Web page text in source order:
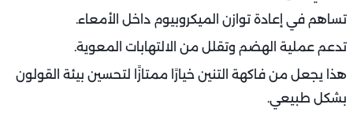
تساهم في إعادة توازن الميكروبيوم داخل الأمعاء.
تدعم عملية الهضم وتقلل من الالتهابات المعوية.
هذا يجعل من فاكهة التنين خيارًا ممتازًا لتحسين بيئة القولون
بشكل طبيعي.